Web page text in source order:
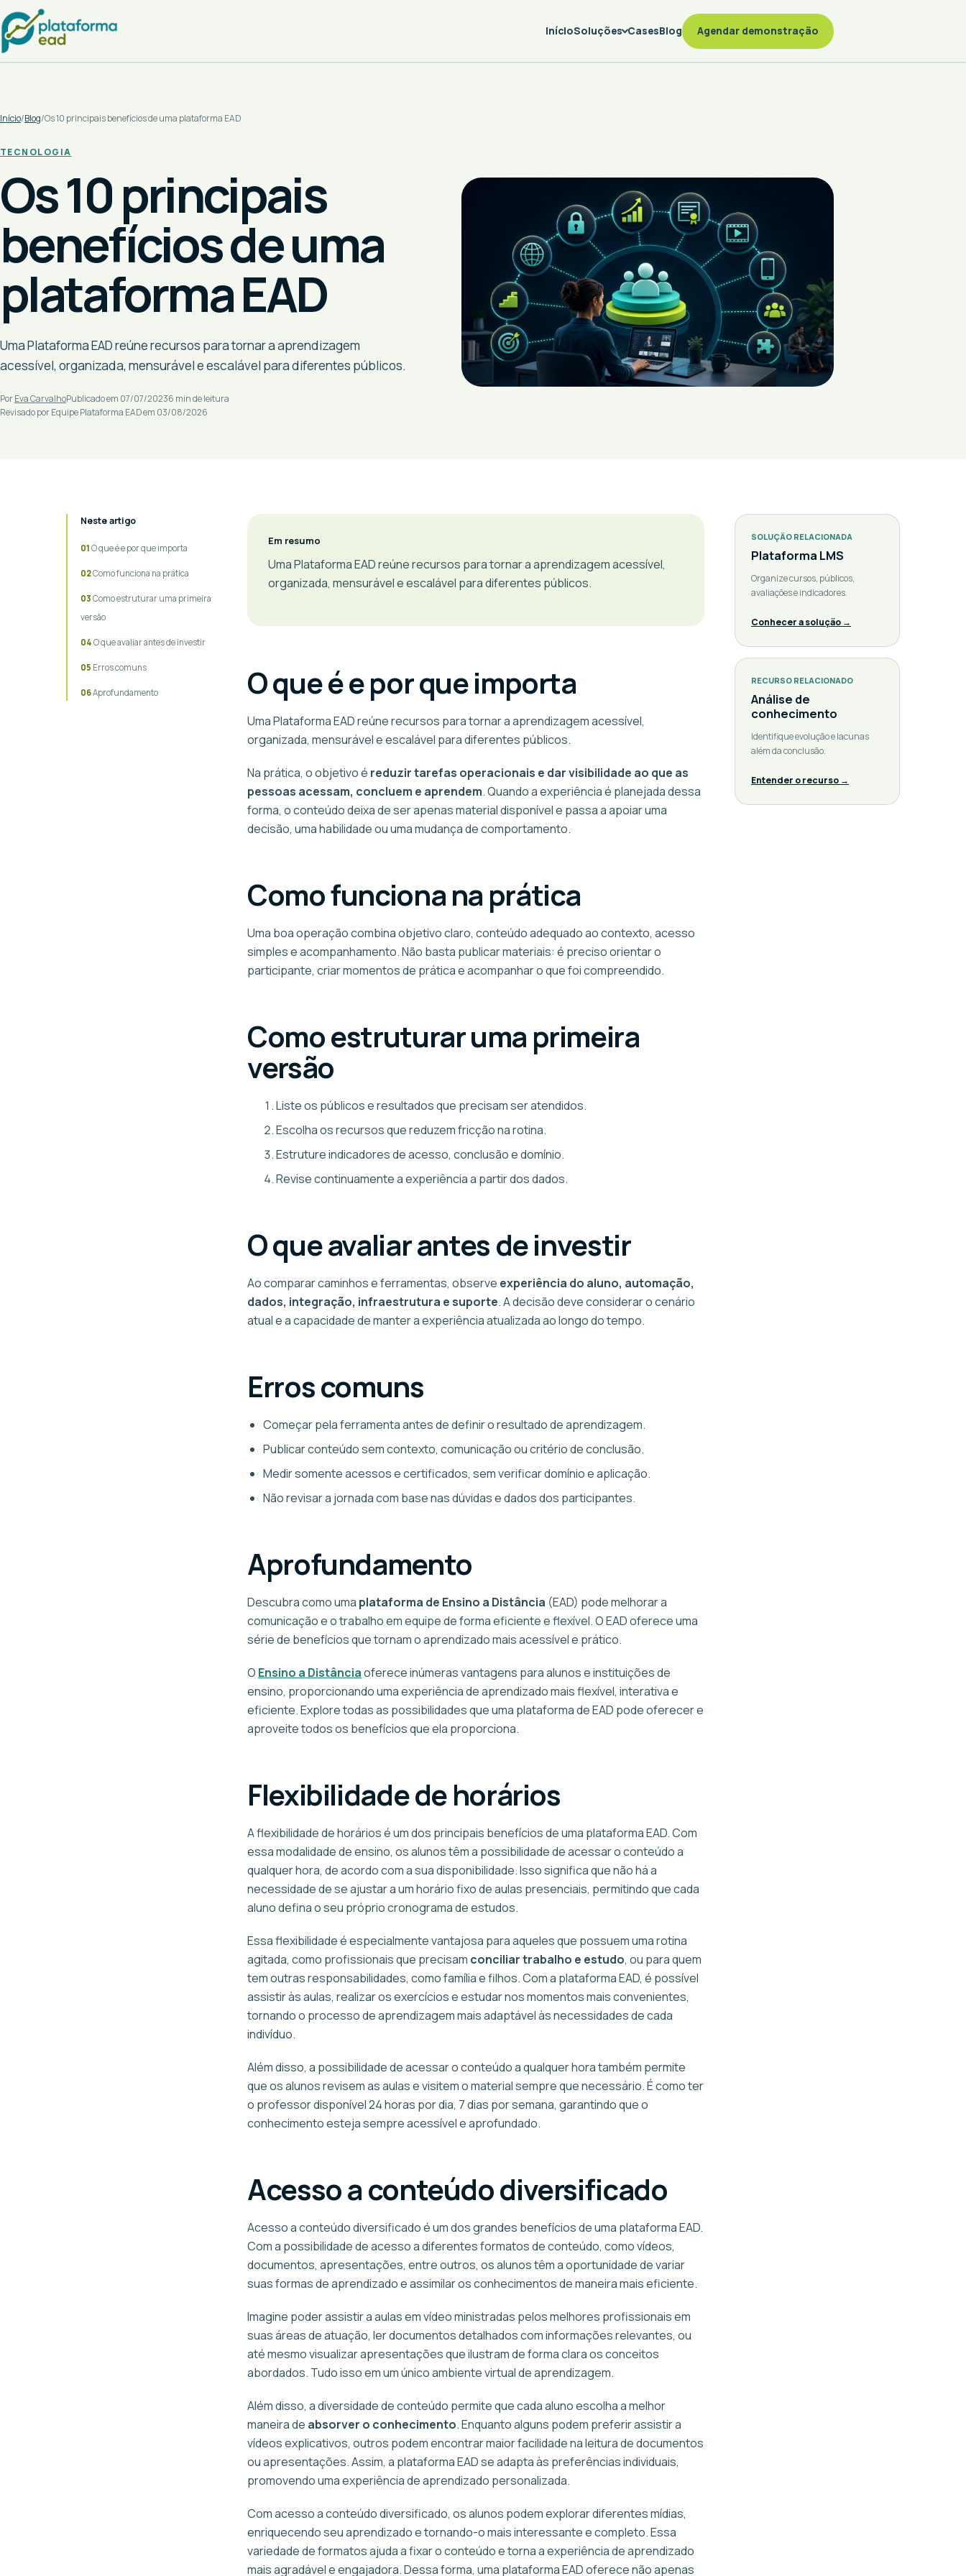
InícioSoluções CasesBlog Agendar demonstração
Início/Blog/Os 10 principais benefícios de uma plataforma EAD
TECNOLOGIA
Os 10 principais
benefícios de uma
plataforma EAD
Uma Plataforma EAD reúne recursos para tornar a aprendizagem
acessível, organizada, mensurável e escalável para diferentes públicos.
PorEva CarvalhoPublicado em 07/07/20236 min de leitura
Revisado por Equipe Plataforma EAD em 03/08/2026
Neste artigo
O que é e por que importa
Como funciona na prática
Como estruturar uma primeira
versão
O que avaliar antes de investir
Erros comuns
Aprofundamento
Em resumo
Uma Plataforma EAD reúne recursos para tornar a aprendizagem acessível,
organizada, mensurável e escalável para diferentes públicos.
O que é e por que importa
Uma Plataforma EAD reúne recursos para tornar a aprendizagem acessível,
organizada, mensurável e escalável para diferentes públicos.
Na prática, o objetivo é reduzir tarefas operacionais e dar visibilidade ao que as
pessoas acessam, concluem e aprendem. Quando a experiência é planejada dessa
forma, o conteúdo deixa de ser apenas material disponível e passa a apoiar uma
decisão, uma habilidade ou uma mudança de comportamento.
Como funciona na prática
Uma boa operação combina objetivo claro, conteúdo adequado ao contexto, acesso
simples e acompanhamento. Não basta publicar materiais: é preciso orientar o
participante, criar momentos de prática e acompanhar o que foi compreendido.
Como estruturar uma primeira
versão
Liste os públicos e resultados que precisam ser atendidos.
Escolha os recursos que reduzem fricção na rotina.
Estruture indicadores de acesso, conclusão e domínio.
Revise continuamente a experiência a partir dos dados.
O que avaliar antes de investir
Ao comparar caminhos e ferramentas, observe experiência do aluno, automação,
dados, integração, infraestrutura e suporte. A decisão deve considerar o cenário
atual e a capacidade de manter a experiência atualizada ao longo do tempo.
Erros comuns
Começar pela ferramenta antes de definir o resultado de aprendizagem.
Publicar conteúdo sem contexto, comunicação ou critério de conclusão.
Medir somente acessos e certificados, sem verificar domínio e aplicação.
Não revisar a jornada com base nas dúvidas e dados dos participantes.
Aprofundamento
Descubra como uma plataforma de Ensino a Distância (EAD) pode melhorar a
comunicação e o trabalho em equipe de forma eficiente e flexível. O EAD oferece uma
série de benefícios que tornam o aprendizado mais acessível e prático.
O Ensino a Distânciaoferece inúmeras vantagens para alunos e instituições de
ensino, proporcionando uma experiência de aprendizado mais flexível, interativa e
eficiente. Explore todas as possibilidades que uma plataforma de EAD pode oferecer e
aproveite todos os benefícios que ela proporciona.
Flexibilidade de horários
A flexibilidade de horários é um dos principais benefícios de uma plataforma EAD. Com
essa modalidade de ensino, os alunos têm a possibilidade de acessar o conteúdo a
qualquer hora, de acordo com a sua disponibilidade. Isso significa que não há a
necessidade de se ajustar a um horário fixo de aulas presenciais, permitindo que cada
aluno defina o seu próprio cronograma de estudos.
Essa flexibilidade é especialmente vantajosa para aqueles que possuem uma rotina
agitada, como profissionais que precisam conciliar trabalho e estudo, ou para quem
tem outras responsabilidades, como família e filhos. Com a plataforma EAD, é possível
assistir às aulas, realizar os exercícios e estudar nos momentos mais convenientes,
tornando o processo de aprendizagem mais adaptável às necessidades de cada
indivíduo.
Além disso, a possibilidade de acessar o conteúdo a qualquer hora também permite
que os alunos revisem as aulas e visitem o material sempre que necessário. É como ter
o professor disponível 24 horas por dia, 7 dias por semana, garantindo que o
conhecimento esteja sempre acessível e aprofundado.
Acesso a conteúdo diversificado
Acesso a conteúdo diversificado é um dos grandes benefícios de uma plataforma EAD.
Com a possibilidade de acesso a diferentes formatos de conteúdo, como vídeos,
documentos, apresentações, entre outros, os alunos têm a oportunidade de variar
suas formas de aprendizado e assimilar os conhecimentos de maneira mais eficiente.
Imagine poder assistir a aulas em vídeo ministradas pelos melhores profissionais em
suas áreas de atuação, ler documentos detalhados com informações relevantes, ou
até mesmo visualizar apresentações que ilustram de forma clara os conceitos
abordados. Tudo isso em um único ambiente virtual de aprendizagem.
Além disso, a diversidade de conteúdo permite que cada aluno escolha a melhor
maneira de absorver o conhecimento. Enquanto alguns podem preferir assistir a
vídeos explicativos, outros podem encontrar maior facilidade na leitura de documentos
ou apresentações. Assim, a plataforma EAD se adapta às preferências individuais,
promovendo uma experiência de aprendizado personalizada.
Com acesso a conteúdo diversificado, os alunos podem explorar diferentes mídias,
enriquecendo seu aprendizado e tornando-o mais interessante e completo. Essa
variedade de formatos ajuda a fixar o conteúdo e torna a experiência de aprendizado
mais agradável e engajadora. Dessa forma, uma plataforma EAD oferece não apenas
SOLUÇÃO RELACIONADA
Plataforma LMS
Organize cursos, públicos,
avaliações e indicadores.
Conhecer a solução →
RECURSO RELACIONADO
Análise de
conhecimento
Identifique evolução e lacunas
além da conclusão.
Entender o recurso →